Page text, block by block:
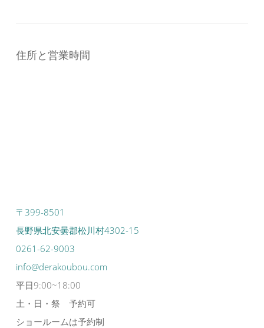
住所と営業時間
〒399-8501
長野県北安曇郡松川村4302-15
0261-62-9003
info@derakoubou.com
平日9:00~18:00
土・日・祭 予約可
ショールームは予約制